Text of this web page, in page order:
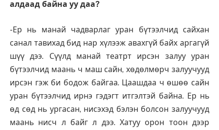
алдаад байна уу даа?
-Ер нь манай чадварлаг уран бүтээлчид сайхан
санал тавихад бид нар хүлээж авахгүй байх аргагүй
шүү дээ. Сүүлд манай театрт ирсэн залуу уран
бүтээлчид маань ч маш сайн, хөдөлмөрч залуучууд
ирсэн гэж би бодож байгаа. Цаашдаа ч өшөө сайн
уран бүтээлчид ирнэ гэдэгт итгэлтэй байна. Ер нь
өд сөд нь ургасан, нисэхэд бэлэн болсон залуучууд
маань нисч л байг л дээ. Хатуу орон тоон дээр